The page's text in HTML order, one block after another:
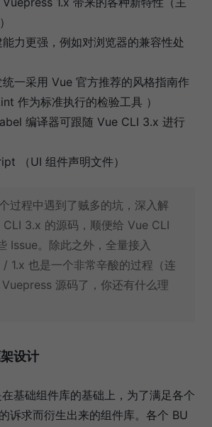
力更强，例如对浏览器的兼容性处
一采用 Vue 官方推荐的风格指南作
作为标准执行的检验工具 ）
编译器可跟随 Vue CLI 3.x 进行
（UI 组件声明文件）
个过程中遇到了贼多的坑，深入解
3.x 的源码，顺便给 Vue CLI
Issue。除此之外，全量接入
1.x 也是一个非常辛酸的过程（连
源码了，你还有什么理
设计
基础组件库的基础上，为了满足各个
诉求而衍生出来的组件库。各个 BU